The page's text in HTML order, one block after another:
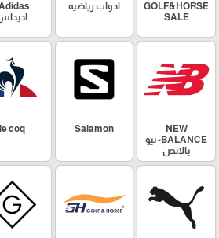
GOLF&HORSE
SALE
ادوات رياضيه
NEW
BALANCE- نيو
بالانص
Salamon
le coq